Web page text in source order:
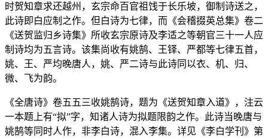
时贺知章求还越州，玄宗命百官祖饯于长乐坡，御制诗送之，
此诗即白应制之作。但白诗为七律，而《会稽掇英总集》卷二
《送贺监归乡诗集》所收玄宗原诗及李适之等朝官三十一人应
制诗均为五言诗。该集尚收有姚鹄、王铎、严都等七律五首，
姚、王、严均晚唐人，姚、严二诗与此诗同以衣、机、归、
微、飞为韵。
《全唐诗》卷五五三收姚鹄诗，题为《送贺知章入道》，注云
一本题上有“拟”字，知诸人诗为拟题限韵之作。此诗当晚唐与
姚鹄等同时人作，非李白诗，混入李集。详见《李白学刊》第